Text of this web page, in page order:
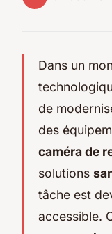
Dans un
de
des
caméra de
solutions
tâche est
accessible.